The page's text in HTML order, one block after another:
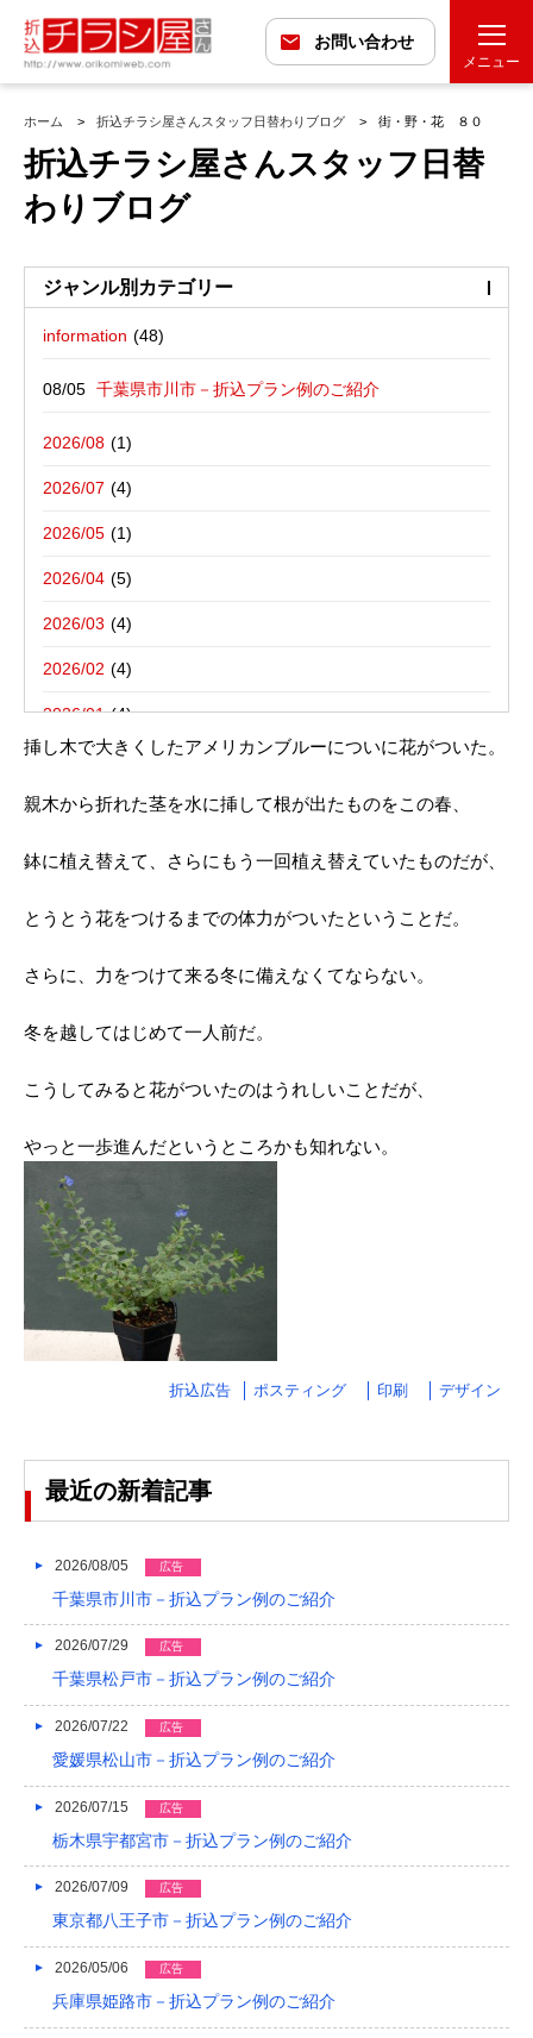
お問い合わせ
メニュー
ホーム 折込チラシ屋さんスタッフ日替わりブログ 街・野・花 ８０
折込チラシ屋さんスタッフ日替
わりブログ
ジャンル別カテゴリー
information
折込広告配布プラン
最近の投稿
千葉県市川市－折込プラン例のご紹介
千葉県松戸市－折込プラン例のご紹介
愛媛県松山市－折込プラン例のご紹介
栃木県宇都宮市－折込プラン例のご紹介
東京都八王子市－折込プラン例のご紹介
バックナンバー
2026/08
2026/07
2026/05
2026/04
2026/03
2026/02
2026/01
2025/12
2025/10
2025/08
2025/05
2025/04
2025/01
2024/12
2024/11
2024/10
2024/06
2024/05
2024/04
2024/01
2023/12
2023/11
2023/10
2023/09
2023/08
2023/06
デザイン・チラシ・印刷・折込配布を
一括でお受けする折込チラシ屋さんブ
街・野・花 ８０｜新聞折込広告の折込チラシ屋さん
挿し木で大きくしたアメリカンブルーについに花がついた。
親木から折れた茎を水に挿して根が出たものをこの春、
鉢に植え替えて、さらにもう一回植え替えていたものだが、
とうとう花をつけるまでの体力がついたということだ。
さらに、力をつけて来る冬に備えなくてならない。
冬を越してはじめて一人前だ。
こうしてみると花がついたのはうれしいことだが、
やっと一歩進んだというところかも知れない。
折込広告 ポスティング 印刷 デザイン
最近の新着記事
2026/08/05 広告
千葉県市川市－折込プラン例のご紹介
2026/07/29 広告
千葉県松戸市－折込プラン例のご紹介
2026/07/22 広告
愛媛県松山市－折込プラン例のご紹介
2026/07/15 広告
栃木県宇都宮市－折込プラン例のご紹介
2026/07/09 広告
東京都八王子市－折込プラン例のご紹介
2026/05/06 広告
兵庫県姫路市－折込プラン例のご紹介